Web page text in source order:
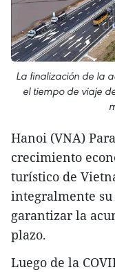
La finalización de la
el tiempo de viaje
Hanoi (VNA)
crecimiento
turístico de
integralmente
garantizar la
plazo.
Luego de la